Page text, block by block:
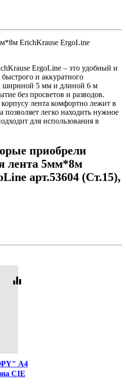
ErichKrause ErgoLine
ErgoLine – это удобный и
и аккуратного
шириной 5 мм и длиной 6 м
без просветов и разводов.
лента комфортно лежит в
позволяет легко находить нужное
для использования в
приобрели
лента 5мм*8м
арт.53604 (Ст.15),
equalizer
А4
CIE